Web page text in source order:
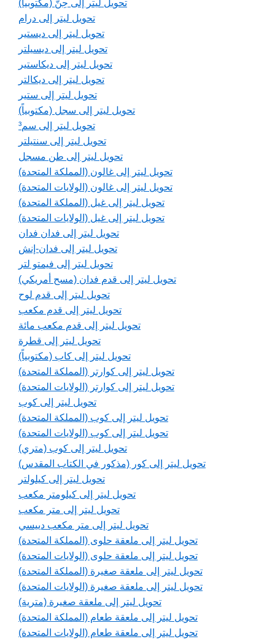
تحويل ليتر إلى حِنّ (مكتوبياً)
تحويل ليتر إلى درام
تحويل ليتر إلى ديستير
تحويل ليتر إلى ديسيلتر
تحويل ليتر إلى ديكاستير
تحويل ليتر إلى ديكالتر
تحويل ليتر إلى ستير
تحويل ليتر إلى سجل (مكتوبياً)
تحويل ليتر إلى سم³
تحويل ليتر إلى سنتيلتر
تحويل ليتر إلى طن مسجل
تحويل ليتر إلى غالون (المملكة المتحدة)
تحويل ليتر إلى غالون (الولايات المتحدة)
تحويل ليتر إلى غيل (المملكة المتحدة)
تحويل ليتر إلى غيل (الولايات المتحدة)
تحويل ليتر إلى فدان فدان
تحويل ليتر إلى فدان-إنش
تحويل ليتر إلى فيمتو لتر
تحويل ليتر إلى قدم فدان (مسح أمريكي)
تحويل ليتر إلى قدم لوح
تحويل ليتر إلى قدم مكعب
تحويل ليتر إلى قدم مكعب مائة
تحويل ليتر إلى قطرة
تحويل ليتر إلى كاب (مكتوبياً)
تحويل ليتر إلى كوارتر (المملكة المتحدة)
تحويل ليتر إلى كوارتر (الولايات المتحدة)
تحويل ليتر إلى كوب
تحويل ليتر إلى كوب (المملكة المتحدة)
تحويل ليتر إلى كوب (الولايات المتحدة)
تحويل ليتر إلى كوب (متري)
تحويل ليتر إلى كور (مذكور في الكتاب المقدس)
تحويل ليتر إلى كيلولتر
تحويل ليتر إلى كيلومتر مكعب
تحويل ليتر إلى متر مكعب
تحويل ليتر إلى متر مكعب دييسي
تحويل ليتر إلى ملعقة حلوى (المملكة المتحدة)
تحويل ليتر إلى ملعقة حلوى (الولايات المتحدة)
تحويل ليتر إلى ملعقة صغيرة (المملكة المتحدة)
تحويل ليتر إلى ملعقة صغيرة (الولايات المتحدة)
تحويل ليتر إلى ملعقة صغيرة (مترية)
تحويل ليتر إلى ملعقة طعام (المملكة المتحدة)
تحويل ليتر إلى ملعقة طعام (الولايات المتحدة)